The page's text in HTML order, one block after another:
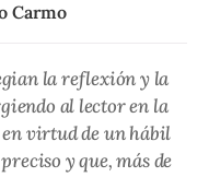
Carmo
la reflexión y la
al lector en la
virtud de un hábil
y que, más de